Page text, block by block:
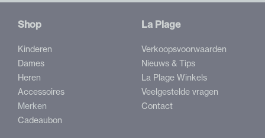
Shop
Kinderen
Dames
Heren
Accessoires
Merken
Cadeaubon
La Plage
Verkoopsvoorwaarden
Nieuws & Tips
La Plage Winkels
Veelgestelde vragen
Contact